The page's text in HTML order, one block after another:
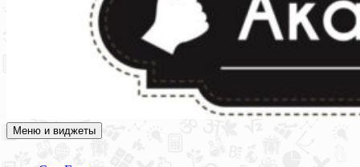
Академия СОВА
Подготовка к ЕГЭ, ОГЭ, ВПР, МЦКО, СтатГрад, КДР, ВОШ,
Меню и виджеты